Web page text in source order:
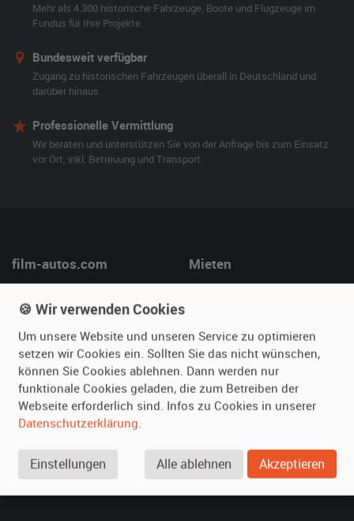
Mehr als 4.300 historische Fahrzeuge, Boote und Flugzeuge im
Fundus für Ihre Projekte.
Bundesweit verfügbar
Zugang zu historischen Fahrzeugen überall in Deutschland und
darüber hinaus.
Professionelle Vermittlung
Wir beraten und unterstützen Sie von der Anfrage bis zum Einsatz
vor Ort, inkl. Betreuung und Transport.
film-autos.com
Leistungen
Referenzen
Kundenmeinungen
Mieten
Fragen für Mieter
Service
Vermieten
Oldtimer anmelden
Fotos senden
Fragen für Vermieter
Hilfe
So funktioniert's
Kontakt
🍪 Wir verwenden Cookies
Um unsere Website und unseren Service zu optimieren
setzen wir Cookies ein. Sollten Sie das nicht wünschen,
können Sie Cookies ablehnen. Dann werden nur
funktionale Cookies geladen, die zum Betreiben der
Webseite erforderlich sind. Infos zu Cookies in unserer
Datenschutzerklärung.
Einstellungen Alle ablehnen Akzeptieren